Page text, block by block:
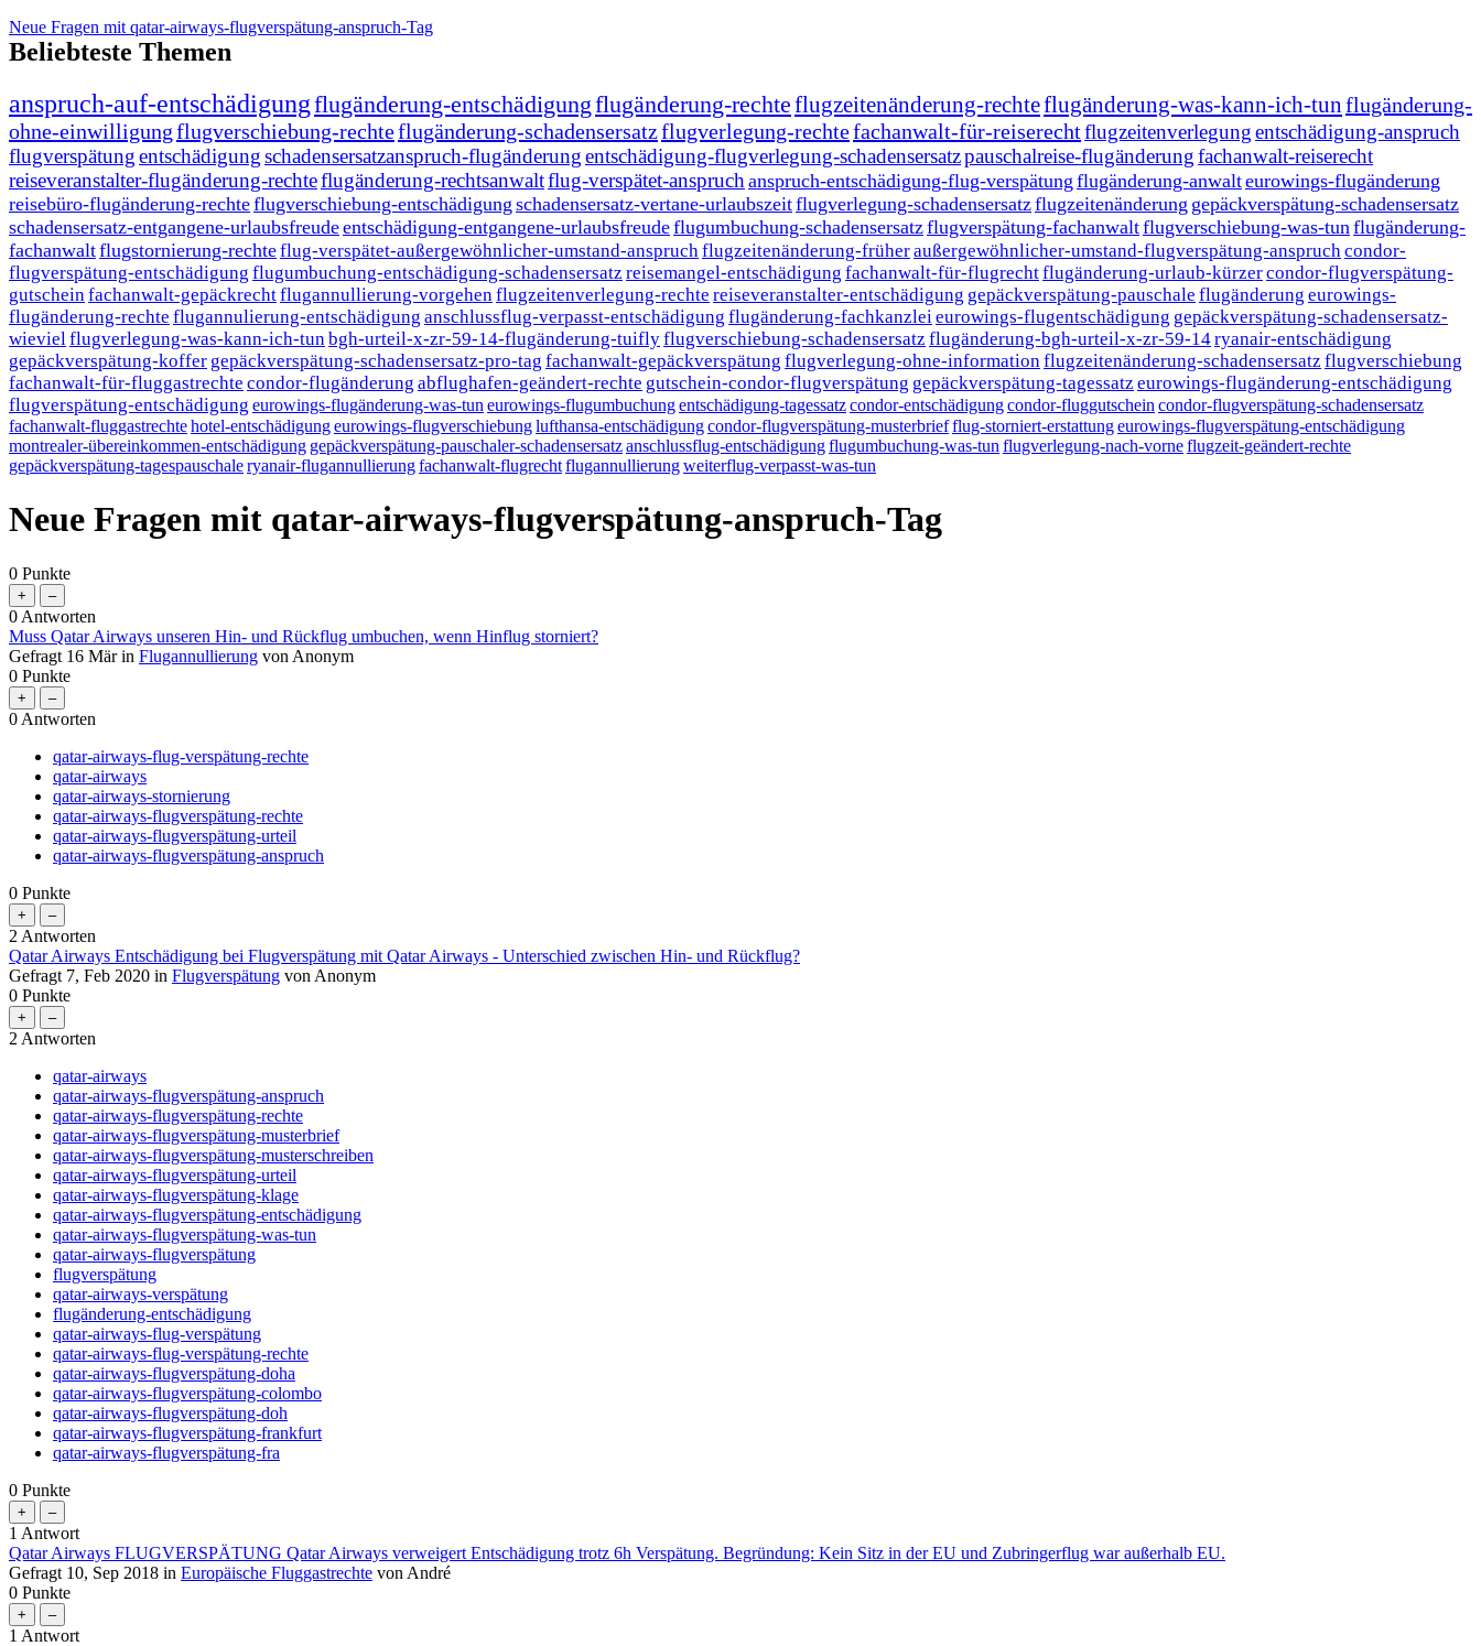
Neue Fragen mit qatar-airways-flugverspätung-anspruch-Tag
Beliebteste Themen
anspruch-auf-entschädigungflugänderung-entschädigungflugänderung-rechteflugzeitenänderung-rechteflugänderung-was-kann-ich-tun flugänderung-
ohne-einwilligungflugverschiebung-rechteflugänderung-schadensersatzflugverlegung-rechtefachanwalt-für-reiserechtflugzeitenverlegungentschädigung-anspruch
flugverspätungentschädigungschadensersatzanspruch-flugänderungentschädigung-flugverlegung-schadensersatzpauschalreise-flugänderungfachanwalt-reiserecht
reiseveranstalter-flugänderung-rechteflugänderung-rechtsanwaltflug-verspätet-anspruch anspruch-entschädigung-flug-verspätung flugänderung-anwalteurowings-flugänderung
reisebüro-flugänderung-rechteflugverschiebung-entschädigung schadensersatz-vertane-urlaubszeitflugverlegung-schadensersatzflugzeitenänderung gepäckverspätung-schadensersatz
schadensersatz-entgangene-urlaubsfreudeentschädigung-entgangene-urlaubsfreudeflugumbuchung-schadensersatzflugverspätung-fachanwaltflugverschiebung-was-tun flugänderung-
fachanwaltflugstornierung-rechteflug-verspätet-außergewöhnlicher-umstand-anspruch flugzeitenänderung-früheraußergewöhnlicher-umstand-flugverspätung-anspruch condor-
flugverspätung-entschädigung flugumbuchung-entschädigung-schadensersatz reisemangel-entschädigung fachanwalt-für-flugrechtflugänderung-urlaub-kürzercondor-flugverspätung-
gutschein fachanwalt-gepäckrechtflugannullierung-vorgehen flugzeitenverlegung-rechte reiseveranstalter-entschädigung gepäckverspätung-pauschale flugänderung eurowings-
flugänderung-rechte flugannulierung-entschädigung anschlussflug-verpasst-entschädigung flugänderung-fachkanzlei eurowings-flugentschädigung gepäckverspätung-schadensersatz-
wieviel flugverlegung-was-kann-ich-tun bgh-urteil-x-zr-59-14-flugänderung-tuiflyflugverschiebung-schadensersatz flugänderung-bgh-urteil-x-zr-59-14ryanair-entschädigung
gepäckverspätung-koffer gepäckverspätung-schadensersatz-pro-tag fachanwalt-gepäckverspätung flugverlegung-ohne-information flugzeitenänderung-schadensersatz flugverschiebung
fachanwalt-für-fluggastrechte condor-flugänderung abflughafen-geändert-rechte gutschein-condor-flugverspätung gepäckverspätung-tagessatz eurowings-flugänderung-entschädigung
flugverspätung-entschädigung eurowings-flugänderung-was-tun eurowings-flugumbuchungentschädigung-tagessatzcondor-entschädigungcondor-fluggutschein condor-flugverspätung-schadensersatz
fachanwalt-fluggastrechtehotel-entschädigungeurowings-flugverschiebunglufthansa-entschädigungcondor-flugverspätung-musterbriefflug-storniert-erstattungeurowings-flugverspätung-entschädigung
montrealer-übereinkommen-entschädigung gepäckverspätung-pauschaler-schadensersatzanschlussflug-entschädigungflugumbuchung-was-tun flugverlegung-nach-vorneflugzeit-geändert-rechte
gepäckverspätung-tagespauschaleryanair-flugannullierungfachanwalt-flugrechtflugannullierungweiterflug-verpasst-was-tun
Neue Fragen mit qatar-airways-flugverspätung-anspruch-Tag
0 Punkte
0 Antworten
Muss Qatar Airways unseren Hin- und Rückflug umbuchen, wenn Hinflug storniert?
Gefragt 16 Mär in Flugannullierung von Anonym
0 Punkte
0 Antworten
qatar-airways-flug-verspätung-rechte
qatar-airways
qatar-airways-stornierung
qatar-airways-flugverspätung-rechte
qatar-airways-flugverspätung-urteil
qatar-airways-flugverspätung-anspruch
0 Punkte
2 Antworten
Qatar Airways Entschädigung bei Flugverspätung mit Qatar Airways - Unterschied zwischen Hin- und Rückflug?
Gefragt 7, Feb 2020 in Flugverspätung von Anonym
0 Punkte
2 Antworten
qatar-airways
qatar-airways-flugverspätung-anspruch
qatar-airways-flugverspätung-rechte
qatar-airways-flugverspätung-musterbrief
qatar-airways-flugverspätung-musterschreiben
qatar-airways-flugverspätung-urteil
qatar-airways-flugverspätung-klage
qatar-airways-flugverspätung-entschädigung
qatar-airways-flugverspätung-was-tun
qatar-airways-flugverspätung
flugverspätung
qatar-airways-verspätung
flugänderung-entschädigung
qatar-airways-flug-verspätung
qatar-airways-flug-verspätung-rechte
qatar-airways-flugverspätung-doha
qatar-airways-flugverspätung-colombo
qatar-airways-flugverspätung-doh
qatar-airways-flugverspätung-frankfurt
qatar-airways-flugverspätung-fra
0 Punkte
1 Antwort
Qatar Airways FLUGVERSPÄTUNG Qatar Airways verweigert Entschädigung trotz 6h Verspätung. Begründung: Kein Sitz in der EU und Zubringerflug war außerhalb EU.
Gefragt 10, Sep 2018 in Europäische Fluggastrechte von André
0 Punkte
1 Antwort